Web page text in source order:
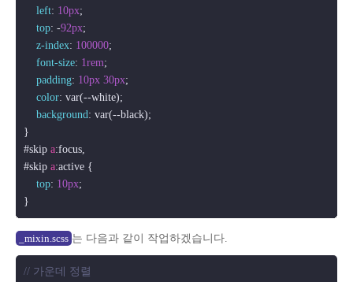
left: 10px;
top: -92px;
z-index: 100000;
font-size: 1rem;
padding: 10px 30px;
color: var(--white);
background: var(--black);
#skip a:focus
#skip a:active {
top: 10px;
_mixin.scss 는 다음과 같이 작업하겠습니다.
// 가운데 정렬